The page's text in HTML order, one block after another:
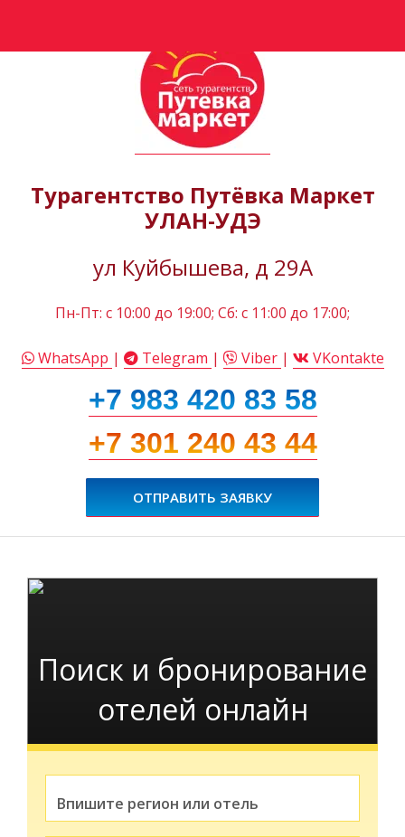
Турагентство Путёвка Маркет
УЛАН-УДЭ
ул Куйбышева, д 29А
Пн-Пт: c 10:00 до 19:00; Сб: с 11:00 до 17:00;
WhatsApp | Telegram | Viber | VKontakte
+7 983 420 83 58
+7 301 240 43 44
ОТПРАВИТЬ ЗАЯВКУ
Поиск и бронирование
отелей онлайн